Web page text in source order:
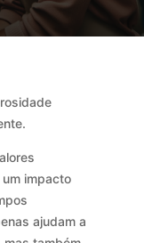
impacto
ajudam a